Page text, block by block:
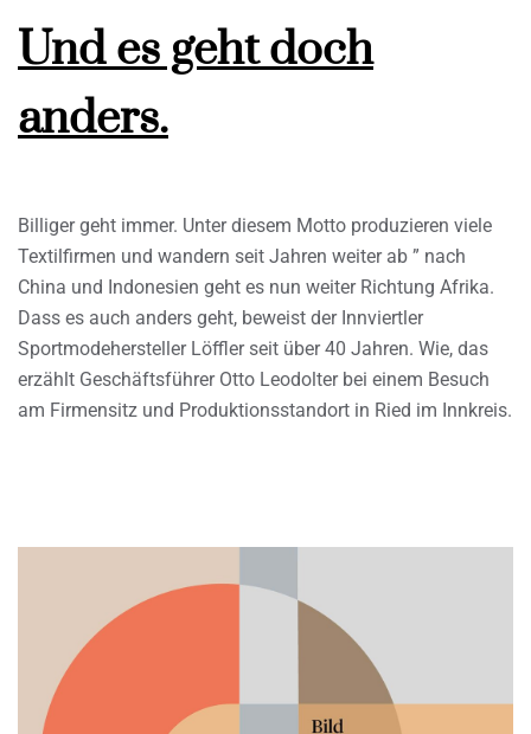
Und es geht doch
anders.
Billiger geht immer. Unter diesem Motto produzieren viele
Textilfirmen und wandern seit Jahren weiter ab ” nach
China und Indonesien geht es nun weiter Richtung Afrika.
Dass es auch anders geht, beweist der Innviertler
Sportmodehersteller Löffler seit über 40 Jahren. Wie, das
erzählt Geschäftsführer Otto Leodolter bei einem Besuch
am Firmensitz und Produktionsstandort in Ried im Innkreis.